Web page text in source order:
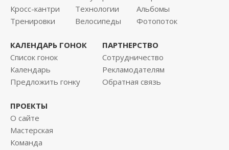
Кросс-кантри
Тренировки
Технологии
Велосипеды
Альбомы
Фотопоток
КАЛЕНДАРЬ ГОНОК
Список гонок
Календарь
Предложить гонку
ПАРТНЕРСТВО
Сотрудничество
Рекламодателям
Обратная связь
ПРОЕКТЫ
О сайте
Мастерская
Команда